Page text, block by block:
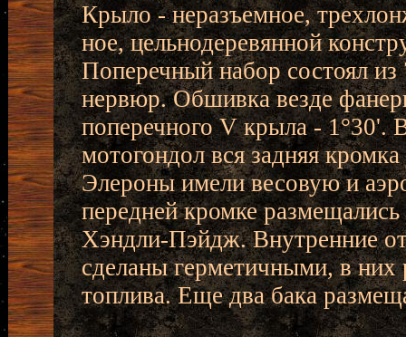
Крыло - неразъемное,
ное, цельнодеревянной
Поперечный набор состоял из
нервюр. Обшивка везде
поперечного V крыла - 1°30'.
мотогондол вся задняя
Элероны имели весовую и
передней кромке
Хэндли-Пэйдж. Внутренние
сделаны герметичными, в них
топлива. Еще два бака